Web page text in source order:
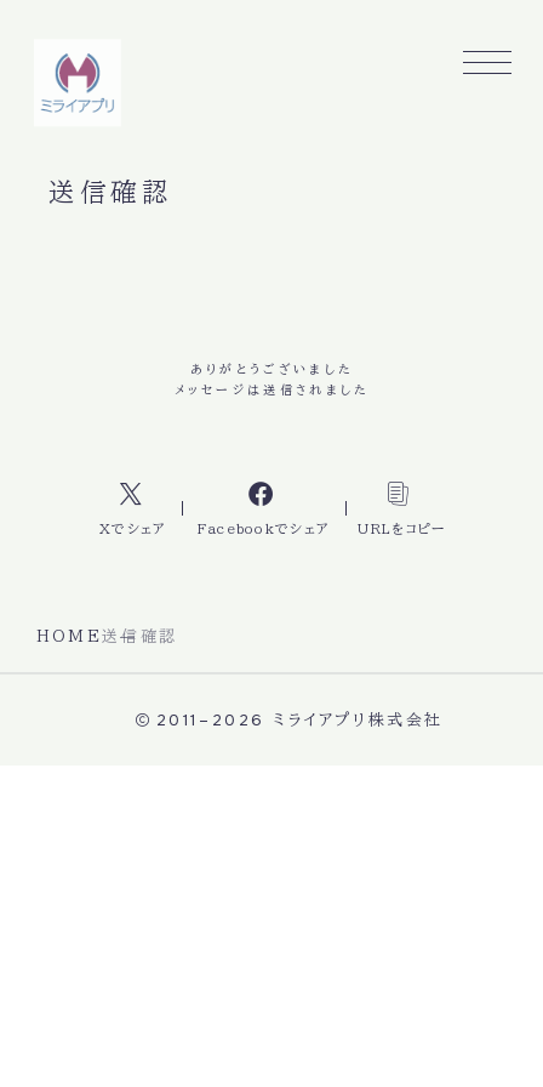
送信確認
ありがとうございました
メッセージは送信されました
Xでシェア Facebookでシェア URLをコピー
HOME送信確認
2011–2026 ミライアプリ株式会社